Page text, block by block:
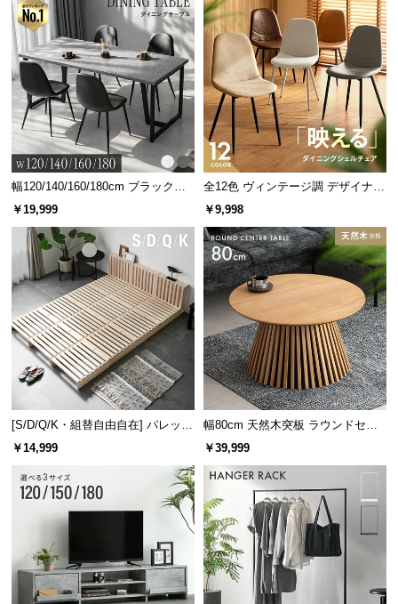
幅120/140/160/180cm ブラックフ
レーム ダイニング 大理石調 4人掛
￥19,999
全12色 ヴィンテージ調 デザイナー
ズシェルチェア
￥9,998
[S/D/Q/K・組替自由自在] パレット
ベッド 8/12/16枚セット
￥14,999
幅80cm 天然木突板 ラウンドセン
ターテーブル 美しい格子デザイン
￥39,999